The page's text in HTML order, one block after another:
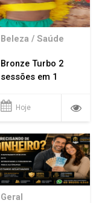
Beleza / Saúde
Bronze Turbo 2
sessões em 1
Hoje
Geral